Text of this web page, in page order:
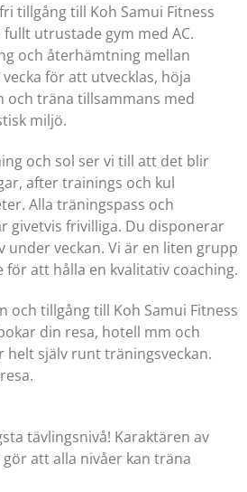
tillgång till Koh Samui Fitness
fullt utrustade gym med AC.
och återhämtning mellan
för att utvecklas, höja
och träna tillsammans med
miljö.
och sol ser vi till att det blir
after trainings och kul
Alla träningspass och
givetvis frivilliga. Du disponerar
under veckan. Vi är en liten grupp
för att hålla en kvalitativ coaching.
och tillgång till Koh Samui Fitness
din resa, hotell mm och
helt själv runt träningsveckan.
tävlingsnivå! Karaktären av
att alla nivåer kan träna